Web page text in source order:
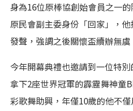
身為16位原棒協創始會員之一
原民會副主委身份「回家」，
發聲，強調之後關懷盃續辦無虞
今年開幕典禮也邀請到一位特別
拿下2座世界冠軍的霹靂舞神童
彩歌舞助興，年僅10歲的他不